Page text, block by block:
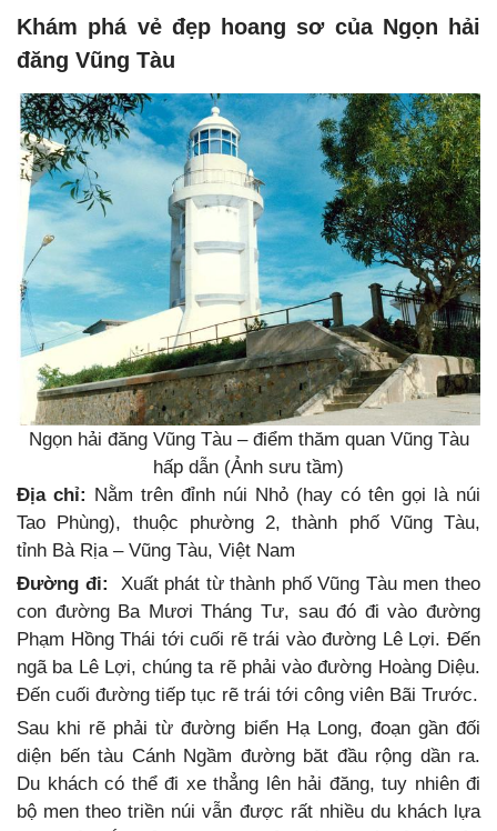
Khám phá vẻ đẹp hoang sơ của Ngọn hải
đăng Vũng Tàu
Ngọn hải đăng Vũng Tàu – điểm thăm quan Vũng Tàu
hấp dẫn (Ảnh sưu tầm)
Địa chỉ: Nằm trên đỉnh núi Nhỏ (hay có tên gọi là núi
Tao Phùng), thuộc phường 2, thành phố Vũng Tàu,
tỉnh Bà Rịa – Vũng Tàu, Việt Nam
Đường đi:
Xuất phát từ thành phố Vũng Tàu men theo
con đường Ba Mươi Tháng Tư, sau đó đi vào đường
Phạm Hồng Thái tới cuối rẽ trái vào đường Lê Lợi. Đến
ngã ba Lê Lợi, chúng ta rẽ phải vào đường Hoàng Diệu.
Đến cuối đường tiếp tục rẽ trái tới công viên Bãi Trước.
Sau khi rẽ phải từ đường biển Hạ Long, đoạn gần đối
diện bến tàu Cánh Ngầm đường băt đầu rộng dần ra.
Du khách có thể đi xe thẳng lên hải đăng, tuy nhiên đi
bộ men theo triền núi vẫn được rất nhiều du khách lựa